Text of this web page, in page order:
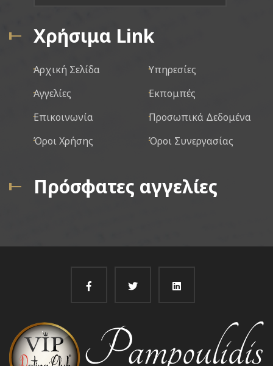
Χρήσιμα Link
Αρχική Σελίδα
Υπηρεσίες
Αγγελίες
Εκπομπές
Επικοινωνία
Προσωπικά Δεδομένα
Όροι Χρήσης
Όροι Συνεργασίας
Πρόσφατες αγγελίες